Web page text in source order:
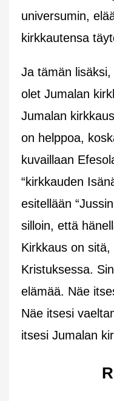
universumin,
kirkkautensa
Ja tämän
olet Jumalan
Jumalan
on helppoa,
kuvaillaan
“kirkkauden
esitellään
silloin, että
Kirkkaus on
Kristuksessa.
elämää. Näe
Näe itsesi
itsesi Jumalan